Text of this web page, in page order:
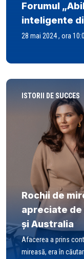
Forumul
inteligente
28 mai 2024 , ora
ISTORII DE SUCCES
Rochii de
apreciate de
și Australia
Afacerea a prins
mireasă, era în